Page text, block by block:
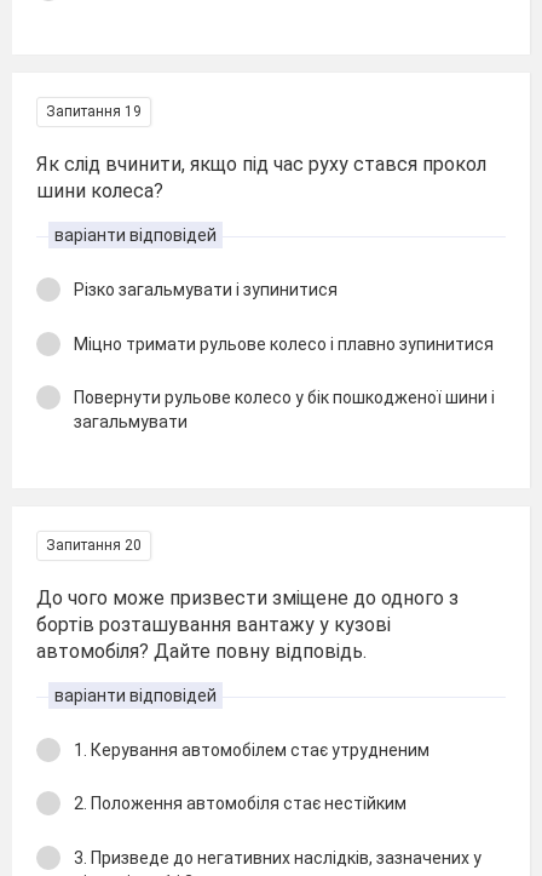
Запитання 19
Як слід вчинити, якщо під час руху стався прокол
шини колеса?
варіанти відповідей
Різко загальмувати і зупинитися
Міцно тримати рульове колесо і плавно зупинитися
Повернути рульове колесо у бік пошкодженої шини і
загальмувати
Запитання 20
До чого може призвести зміщене до одного з
бортів розташування вантажу у кузові
автомобіля? Дайте повну відповідь.
варіанти відповідей
1. Керування автомобілем стає утрудненим
2. Положення автомобіля стає нестійким
3. Призведе до негативних наслідків, зазначених у